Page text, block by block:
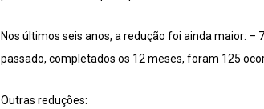
Nos últimos seis anos, a redução foi ainda maior: –
passado, completados os 12 meses, foram 125
Outras reduções: